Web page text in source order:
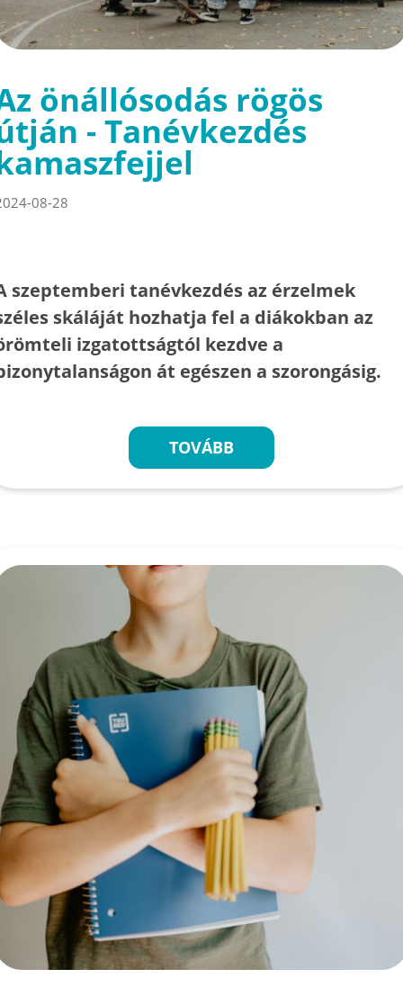
önállósodás rögös
- Tanévkezdés
08-28
szeptemberi tanévkezdés az érzelmek
skáláját hozhatja fel a diákokban az
izgatottságtól kezdve a
át egészen a szorongásig.
TOVÁBB